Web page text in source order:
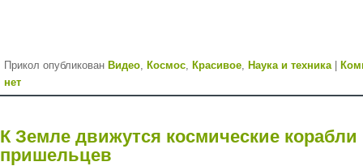
Прикол опубликован Видео, Космос, Красивое, Наука и техника|
нет
К Земле движутся космические корабли
пришельцев